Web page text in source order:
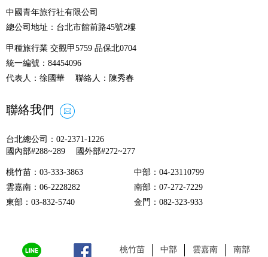
中國青年旅行社有限公司
總公司地址：台北市館前路45號2樓
甲種旅行業 交觀甲5759 品保北0704
統一編號：84454096
代表人：徐國華 聯絡人：陳秀春
聯絡我們
台北總公司：02-2371-1226
國內部#288~289 國外部#272~277
桃竹苗 ：03-333-3863 中部 ：04-23110799
雲嘉南 ：06-2228282 南部 ：07-272-7229
東部 ：03-832-5740 金門 ：082-323-933
桃竹苗 中部 雲嘉南 南部